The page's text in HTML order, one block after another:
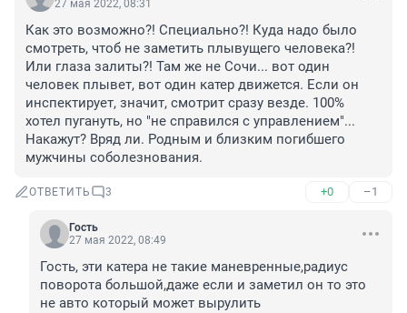
27 мая 2022, 08:31
Как это возможно?! Специально?! Куда надо было
смотреть, чтоб не заметить плывущего человека?!
Или глаза залиты?! Там же не Сочи... вот один
человек плывет, вот один катер движется. Если он
инспектирует, значит, смотрит сразу везде. 100%
хотел пугануть, но "не справился с управлением"...
Накажут? Вряд ли. Родным и близким погибшего
мужчины соболезнования.
ОТВЕТИТЬ 3 +0 –1
Гость
27 мая 2022, 08:49
Гость, эти катера не такие маневренные,радиус
поворота большой,даже если и заметил он то это
не авто который может вырулить